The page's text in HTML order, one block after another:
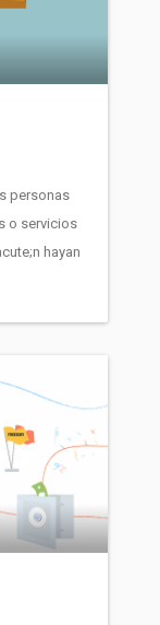
personas
o servicios
hayan